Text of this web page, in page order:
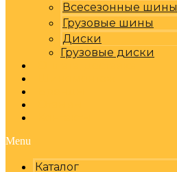
Всесезонные шины
Грузовые шины
Диски
Грузовые диски
Menu
Каталог